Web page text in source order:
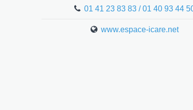
01 41 23 83 83 / 01 40 93 44
www.espace-icare.net